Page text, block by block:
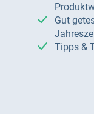
Gut getestete Produkte – passend zur
Tipps &